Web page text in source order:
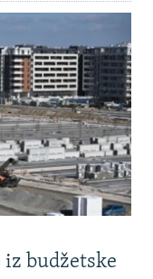
budžetske